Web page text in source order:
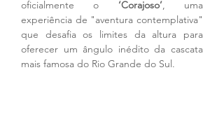
oficialmente o ‘Corajoso’, uma
experiência de "aventura contemplativa"
que desafia os limites da altura para
oferecer um ângulo inédito da cascata
mais famosa do Rio Grande do Sul.